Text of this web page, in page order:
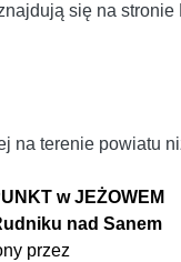
się na
na terenie powiatu
w JEŻOWEM
nad Sanem
przez